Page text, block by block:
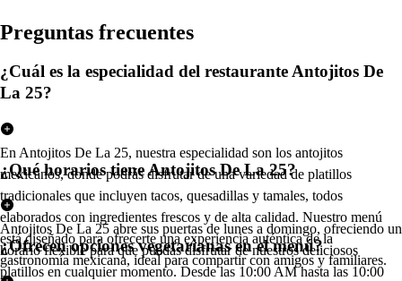
Preguntas frecuentes
¿Cuál es la especialidad del restaurante Antojitos De
La 25?
En Antojitos De La 25, nuestra especialidad son los antojitos
mexicanos, donde podrás disfrutar de una variedad de platillos
tradicionales que incluyen tacos, quesadillas y tamales, todos
elaborados con ingredientes frescos y de alta calidad. Nuestro menú
está diseñado para ofrecerte una experiencia auténtica de la
gastronomía mexicana, ideal para compartir con amigos y familiares.
¿Qué horarios tiene Antojitos De La 25?
Antojitos De La 25 abre sus puertas de lunes a domingo, ofreciendo un
horario flexible para que puedas disfrutar de nuestros deliciosos
platillos en cualquier momento. Desde las 10:00 AM hasta las 10:00
¿Ofrecen opciones vegetarianas en el menú?